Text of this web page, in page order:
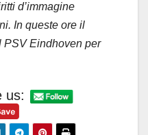
d’immagine
In queste ore il
PSV Eindhoven per
us: